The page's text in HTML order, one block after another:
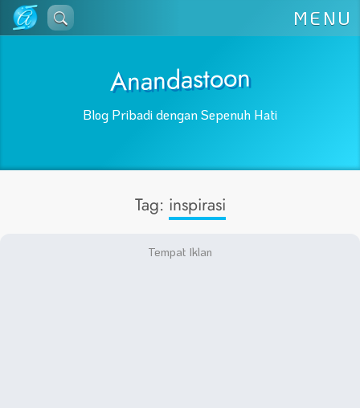
MENU
Lewati
Anandastoon
Blog Pribadi dengan Sepenuh Hati
Tag: inspirasi